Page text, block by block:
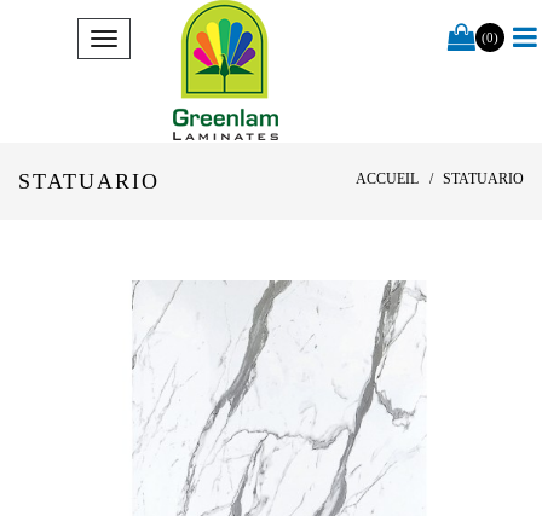
(0)
STATUARIO ACCUEIL STATUARIO